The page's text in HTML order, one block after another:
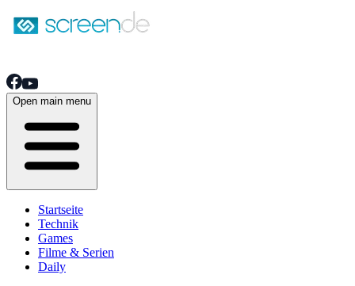
Open main menu
Startseite
Technik
Games
Filme & Serien
Daily